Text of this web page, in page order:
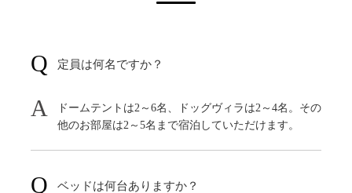
定員は何名ですか？
ドームテントは2～6名、ドッグヴィラは2～4名。その
他のお部屋は2～5名まで宿泊していただけます。
ベッドは何台ありますか？